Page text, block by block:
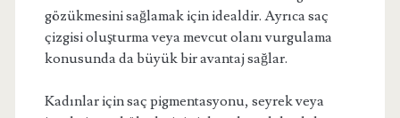
gözükmesini sağlamak için idealdir. Ayrıca saç
çizgisi oluşturma veya mevcut olanı vurgulama
konusunda da büyük bir avantaj sağlar.
Kadınlar için saç pigmentasyonu, seyrek veya